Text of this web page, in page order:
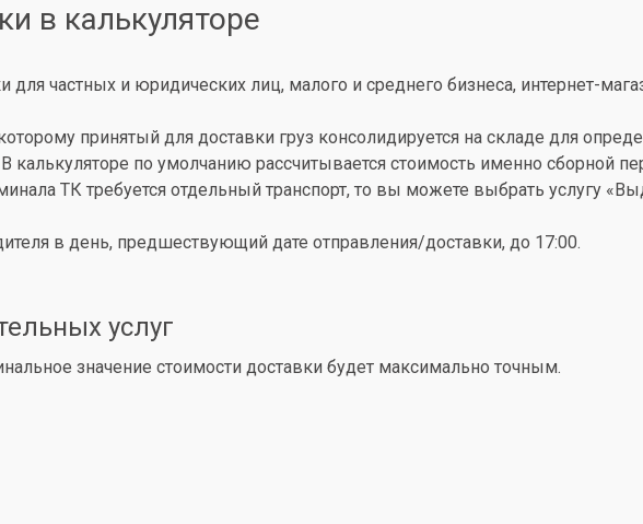
в калькуляторе
для частных и юридических лиц, малого и среднего бизнеса, интернет-
принятый для доставки груз консолидируется на складе для
калькуляторе по умолчанию рассчитывается стоимость именно сборной
ТК требуется отдельный транспорт, то вы можете выбрать услугу
в день, предшествующий дате отправления/доставки, до 17:00.
услуг
значение стоимости доставки будет максимально точным.